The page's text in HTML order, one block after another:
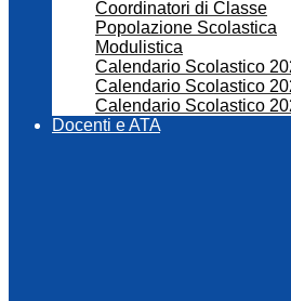
Coordinatori di Classe
Popolazione Scolastica
Modulistica
Calendario Scolastico
Calendario Scolastico
Calendario Scolastico
Docenti e ATA